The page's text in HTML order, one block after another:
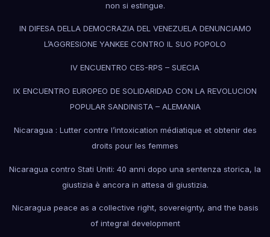
non si estingue.
IN DIFESA DELLA DEMOCRAZIA DEL VENEZUELA DENUNCIAMO
L’AGGRESIONE YANKEE CONTRO IL SUO POPOLO
IV ENCUENTRO CES-RPS – SUECIA
IX ENCUENTRO EUROPEO DE SOLIDARIDAD CON LA REVOLUCION
POPULAR SANDINISTA – ALEMANIA
Nicaragua : Lutter contre l’intoxication médiatique et obtenir des
droits pour les femmes
Nicaragua contro Stati Uniti: 40 anni dopo una sentenza storica, la
giustizia è ancora in attesa di giustizia.
Nicaragua peace as a collective right, sovereignty, and the basis
of integral development